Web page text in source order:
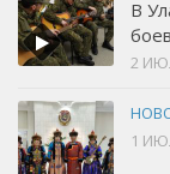
В
2
1